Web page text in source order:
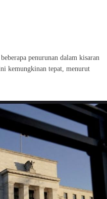
penurunan dalam kisaran
kemungkinan tepat, menurut